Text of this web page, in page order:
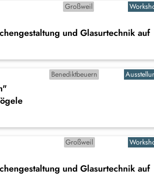
Großweil
und Glasurtechnik auf
Benediktbeuern
Großweil
und Glasurtechnik auf